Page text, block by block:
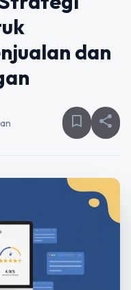
dan
bookmark_border share